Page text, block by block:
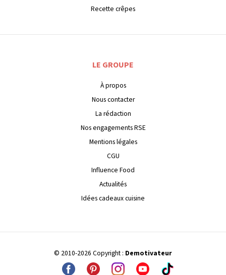
Recette crêpes
LE GROUPE
À propos
Nous contacter
La rédaction
Nos engagements RSE
Mentions légales
CGU
Influence Food
Actualités
Idées cadeaux cuisine
© 2010-2026 Copyright : Demotivateur